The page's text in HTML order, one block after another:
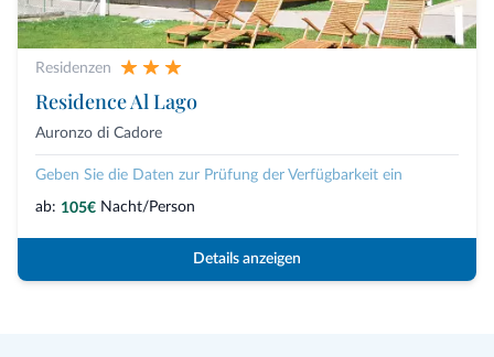
Residenzen
Residence Al Lago
Auronzo di Cadore
Geben Sie die Daten zur Prüfung der Verfügbarkeit ein
ab: 105€ Nacht/Person
Details anzeigen